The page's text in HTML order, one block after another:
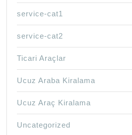
service-cat1
service-cat2
Ticari Araçlar
Ucuz Araba Kiralama
Ucuz Araç Kiralama
Uncategorized